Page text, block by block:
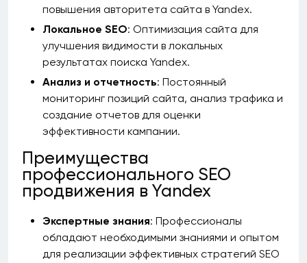
повышения авторитета сайта в Yandex.
Локальное SEO: Оптимизация сайта для
улучшения видимости в локальных
результатах поиска Yandex.
Анализ и отчетность: Постоянный
мониторинг позиций сайта, анализ трафика и
создание отчетов для оценки
эффективности кампании.
Преимущества
профессионального SEO
продвижения в Yandex
Экспертные знания: Профессионалы
обладают необходимыми знаниями и опытом
для реализации эффективных стратегий SEO